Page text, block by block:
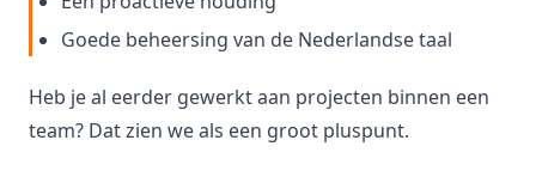
Goede beheersing van de Nederlandse taal
Heb je al eerder gewerkt aan projecten binnen een
team? Dat zien we als een groot pluspunt.